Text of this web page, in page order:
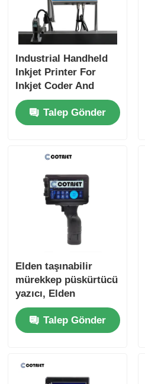
Industrial Handheld
Inkjet Printer For
Inkjet Coder And
Inkjet Marking
Talep Gönder
Elden taşınabilir
mürekkep püskürtücü
yazıcı, Elden
mürekkep püskürtücü
seri kodlama
makinesi
Talep Gönder